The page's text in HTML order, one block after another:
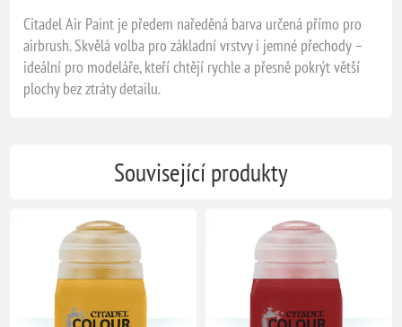
Citadel Air Paint je předem naředěná barva určená přímo pro
airbrush. Skvělá volba pro základní vrstvy i jemné přechody –
ideální pro modeláře, kteří chtějí rychle a přesně pokrýt větší
plochy bez ztráty detailu.
Související produkty